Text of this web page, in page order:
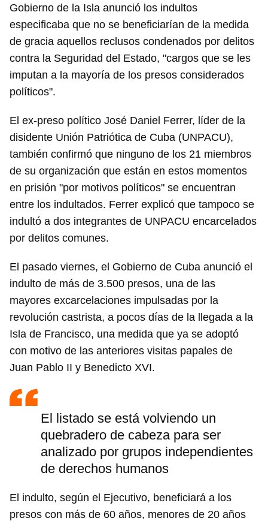
Gobierno de la Isla anunció los indultos
especificaba que no se beneficiarían de la medida
de gracia aquellos reclusos condenados por delitos
contra la Seguridad del Estado, "cargos que se les
imputan a la mayoría de los presos considerados
políticos".
El ex-preso político José Daniel Ferrer, líder de la
disidente Unión Patriótica de Cuba (UNPACU),
también confirmó que ninguno de los 21 miembros
de su organización que están en estos momentos
en prisión "por motivos políticos" se encuentran
entre los indultados. Ferrer explicó que tampoco se
indultó a dos integrantes de UNPACU encarcelados
por delitos comunes.
El pasado viernes, el Gobierno de Cuba anunció el
indulto de más de 3.500 presos, una de las
mayores excarcelaciones impulsadas por la
revolución castrista, a pocos días de la llegada a la
Isla de Francisco, una medida que ya se adoptó
con motivo de las anteriores visitas papales de
Juan Pablo II y Benedicto XVI.
El listado se está volviendo un
quebradero de cabeza para ser
analizado por grupos independientes
de derechos humanos
El indulto, según el Ejecutivo, beneficiará a los
presos con más de 60 años, menores de 20 años